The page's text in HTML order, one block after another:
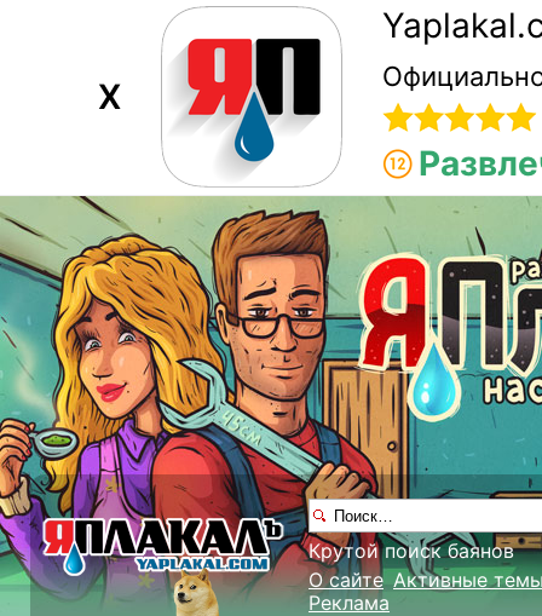
X
Крутой поиск баянов
О сайте Активные
Реклама